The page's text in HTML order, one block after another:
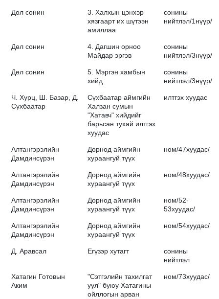
Дөл сонин
3. Халхын цэнхэр
хязгаарт их шүтээн
амиллаа
сонины
нийтлэл/1нүүр/
Дөл сонин
4. Дагшин орноо
Майдар эргэв
сонины
нийтлэл/3нүүр/
Дөл сонин
5. Мэргэн хамбын
хийд
сонины
нийтлэл/3нүүр/
Ч. Хурц, Ш. Базар, Д.
Сүхбаатар
Сүхбаатар аймгийн
Халзан сумын
"Хатавч" хийдийг
барьсан тухай илтгэх
хуудас
илтгэх хуудас
Алтангэрэлийн
Дамдинсүрэн
Дорнод аймгийн
хураангуй түүх
ном/47хуудас/
Алтангэрэлийн
Дамдинсүрэн
Дорнод аймгийн
хураангуй түүх
ном/48хуудас/
Алтангэрэлийн
Дамдинсүрэн
Дорнод аймгийн
хураангуй түүх
ном/52-
53хуудас/
Алтангэрэлийн
Дамдинсүрэн
Дорнод аймгийн
хураангуй түүх
ном/54хуудас/
Д. Аравсал Егүзэр хутагт
сонины
нийтлэл
Хатагин Готовын
Аким
"Сэтгэлийн тахилгат
уул" буюу Хатагины
ойллогын арван
ном/73хуудас/